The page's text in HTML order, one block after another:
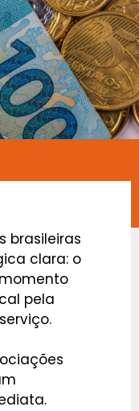
brasileiras
clara: o
pela